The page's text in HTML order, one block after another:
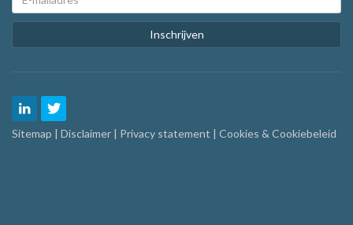
Inschrijven
Sitemap | Disclaimer | Privacy statement | Cookies & Cookiebeleid